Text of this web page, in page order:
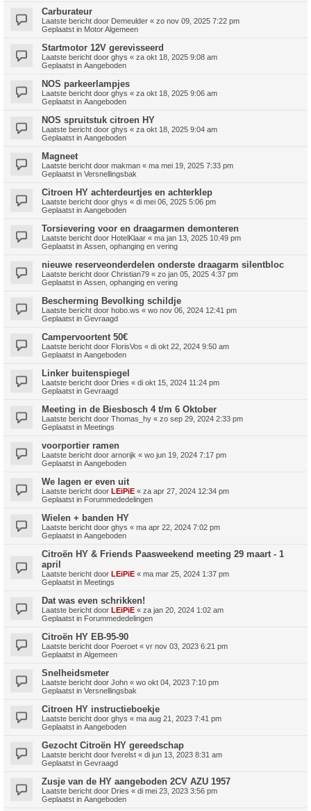
Carburateur
Laatste bericht door Demeulder « zo nov 09, 2025 7:22 pm
Geplaatst in Motor Algemeen
Startmotor 12V gerevisseerd
Laatste bericht door ghys « za okt 18, 2025 9:08 am
Geplaatst in Aangeboden
NOS parkeerlampjes
Laatste bericht door ghys « za okt 18, 2025 9:06 am
Geplaatst in Aangeboden
NOS spruitstuk citroen HY
Laatste bericht door ghys « za okt 18, 2025 9:04 am
Geplaatst in Aangeboden
Magneet
Laatste bericht door makman « ma mei 19, 2025 7:33 pm
Geplaatst in Versnellingsbak
Citroen HY achterdeurtjes en achterklep
Laatste bericht door ghys « di mei 06, 2025 5:06 pm
Geplaatst in Aangeboden
Torsievering voor en draagarmen demonteren
Laatste bericht door HotelKlaar « ma jan 13, 2025 10:49 pm
Geplaatst in Assen, ophanging en vering
nieuwe reserveonderdelen onderste draagarm silentbloc
Laatste bericht door Christian79 « zo jan 05, 2025 4:37 pm
Geplaatst in Assen, ophanging en vering
Bescherming Bevolking schildje
Laatste bericht door hobo.ws « wo nov 06, 2024 12:41 pm
Geplaatst in Gevraagd
Campervoortent 50€
Laatste bericht door FlorisVos « di okt 22, 2024 9:50 am
Geplaatst in Aangeboden
Linker buitenspiegel
Laatste bericht door Dries « di okt 15, 2024 11:24 pm
Geplaatst in Gevraagd
Meeting in de Biesbosch 4 t/m 6 Oktober
Laatste bericht door Thomas_hy « zo sep 29, 2024 2:33 pm
Geplaatst in Meetings
voorportier ramen
Laatste bericht door arnorijk « wo jun 19, 2024 7:17 pm
Geplaatst in Aangeboden
We lagen er even uit
Laatste bericht door LEiPiE « za apr 27, 2024 12:34 pm
Geplaatst in Forummededelingen
Wielen + banden HY
Laatste bericht door ghys « ma apr 22, 2024 7:02 pm
Geplaatst in Aangeboden
Citroën HY & Friends Paasweekend meeting 29 maart - 1
april
Laatste bericht door LEiPiE « ma mar 25, 2024 1:37 pm
Geplaatst in Meetings
Dat was even schrikken!
Laatste bericht door LEiPiE « za jan 20, 2024 1:02 am
Geplaatst in Forummededelingen
Citroën HY EB-95-90
Laatste bericht door Poeroet « vr nov 03, 2023 6:21 pm
Geplaatst in Algemeen
Snelheidsmeter
Laatste bericht door John « wo okt 04, 2023 7:10 pm
Geplaatst in Versnellingsbak
Citroen HY instructieboekje
Laatste bericht door ghys « ma aug 21, 2023 7:41 pm
Geplaatst in Aangeboden
Gezocht Citroën HY gereedschap
Laatste bericht door fverelst « di jun 13, 2023 8:31 am
Geplaatst in Gevraagd
Zusje van de HY aangeboden 2CV AZU 1957
Laatste bericht door Dries « di mei 23, 2023 3:56 pm
Geplaatst in Aangeboden